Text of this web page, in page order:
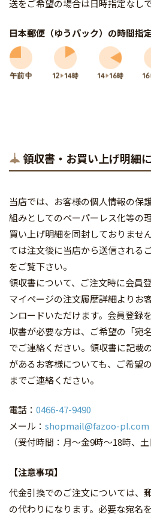
送をご希望の場合は日時指定なし
日本郵便（ゆうパック）の時間指
領収書・お買い上げ明細
当店では、お客様の個人情報の保
組みとしてのペーパーレス化等の
買い上げ明細を同封しておりませ
ては注文後に当店から送信される
をご覧下さい。
領収書について、ご注文時に会員
マイページの注文履歴詳細よりお
ンロードいただけます。会員登録
収書が必要な方は、ご希望の「宛
でご連絡ください。領収書に記載
があるお客様についても、ご希望
までご連絡ください。
電話： 0466-47-9490
メール： shopmail@fazoo-pl.com
（受付時間：月～金9時～18時、
【注意事項】
代金引換でのご注文については、
の代わりになります。必要な宛名